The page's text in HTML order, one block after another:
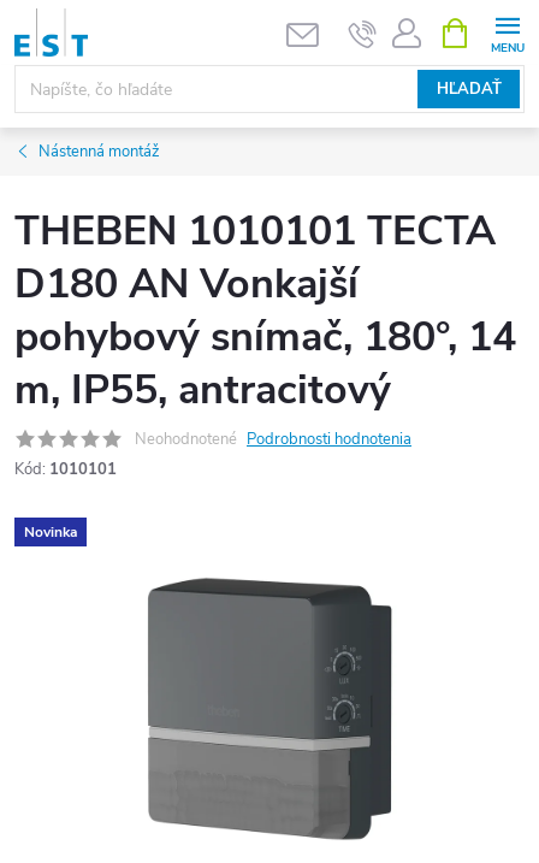
Prejsť
obsah
HĽADAŤ
KOŠÍK
Nástenná montáž
THEBEN 1010101 TECTA
D180 AN Vonkajší
pohybový snímač, 180°, 14
m, IP55, antracitový
Neohodnotené Podrobnosti hodnotenia
Kód: 1010101
Novinka